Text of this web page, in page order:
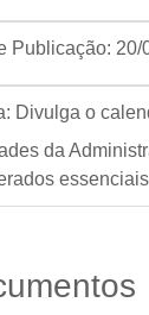
Publicação: 20/
Divulga o
da